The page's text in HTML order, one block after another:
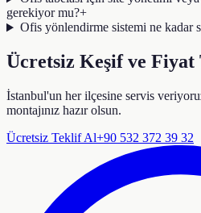
gerekiyor mu?+
Ofis yönlendirme sistemi ne kadar
Ücretsiz Keşif ve
İstanbul'un her ilçesine servis
montajınız hazır olsun.
Ücretsiz Teklif Al+90 532 372 39 32